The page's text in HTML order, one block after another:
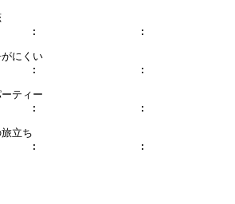
:                :
にくい
:                :
ティー
:                :
立ち